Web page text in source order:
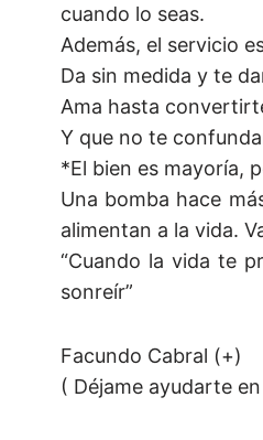
cuando lo seas.
Además, el servicio
Da sin medida y te
Ama hasta
Y que no te
*El bien es mayoría,
Una bomba hace
alimentan a la vida.
“Cuando la vida te
sonreír”
Facundo Cabral (+)
( Déjame ayudarte